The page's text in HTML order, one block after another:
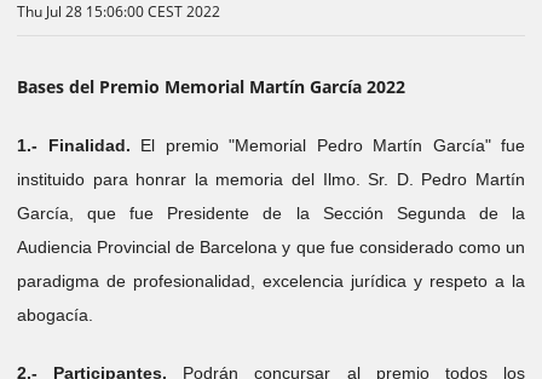
Thu Jul 28 15:06:00 CEST 2022
Bases del Premio Memorial Martín García 2022
1.- Finalidad. El premio "Memorial Pedro Martín García" fue
instituido para honrar la memoria del Ilmo. Sr. D. Pedro Martín
García, que fue Presidente de la Sección Segunda de la
Audiencia Provincial de Barcelona y que fue considerado como un
paradigma de profesionalidad, excelencia jurídica y respeto a la
abogacía.
2.- Participantes. Podrán concursar al premio todos los